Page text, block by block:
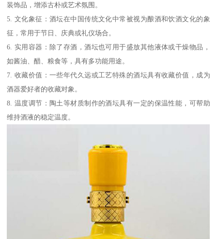
装饰品，增添古朴或艺术氛围。
5. 文化象征：酒坛在中国传统文化中常被视为酿酒和饮酒文化的象
征，常用于节日、庆典或礼仪场合。
6. 实用容器：除了存酒，酒坛也可用于盛放其他液体或干燥物品，
如酱油、醋、粮食等，具有多功能用途。
7. 收藏价值：一些年代久远或工艺特殊的酒坛具有收藏价值，成为
酒器爱好者的收藏对象。
8. 温度调节：陶土等材质制作的酒坛具有一定的保温性能，可帮助
维持酒液的稳定温度。